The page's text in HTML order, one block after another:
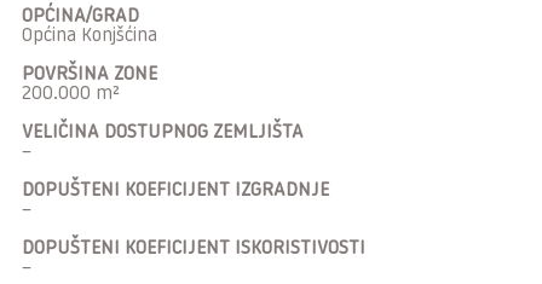
OPĆINA/GRAD
Općina Konjšćina
POVRŠINA ZONE
200.000 m²
VELIČINA DOSTUPNOG ZEMLJIŠTA
–
DOPUŠTENI KOEFICIJENT IZGRADNJE
–
DOPUŠTENI KOEFICIJENT ISKORISTIVOSTI
–